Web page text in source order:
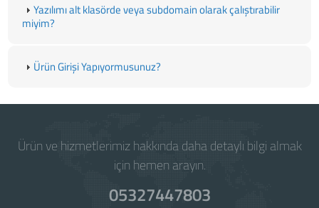
Yazılımı alt klasörde veya subdomain olarak çalıştırabilir
miyim?
Ürün Girişi Yapıyormusunuz?
Ürün ve hizmetlerimiz hakkında daha detaylı bilgi almak
için hemen arayın.
05327447803